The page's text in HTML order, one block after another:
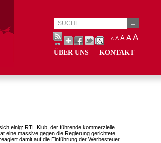
A A A AA
ÜBER UNS KONTAKT
einig: RTL Klub, der führende kommerzielle
eine massive gegen die Regierung gerichtete
damit auf die Einführung der Werbesteuer.